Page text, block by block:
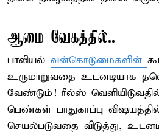
ஆமை வேகத்தில்..
பாலியல் வன்கொடுமைகளின்
உருமாறுவதை உடனடியாக
வேண்டும்! ரீல்ஸ்
பெண்கள் பாதுகாப்பு
செயல்படுவதை விடுத்து,